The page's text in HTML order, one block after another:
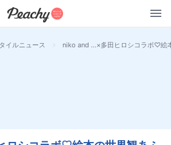
イルニュース > niko and …×多田ヒロシコラボ♡絵